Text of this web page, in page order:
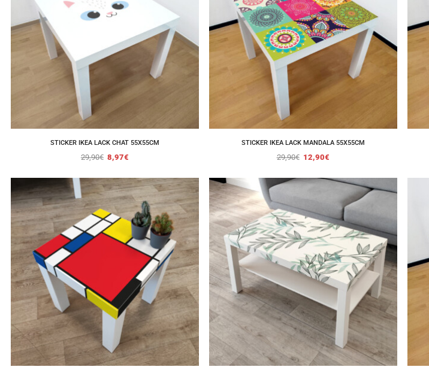
STICKER IKEA LACK CHAT 55X55CM
29,90€ 8,97€
STICKER IKEA LACK MANDALA 55X55CM
29,90€ 12,90€